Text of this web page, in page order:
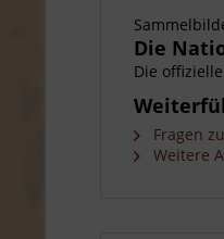
Die
Die
Fragen
Weitere